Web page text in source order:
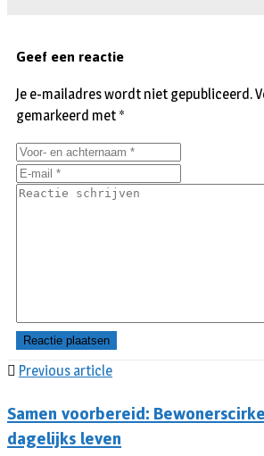
Previous article
Samen voorbereid:
dagelijks leven
Geef een reactie
Je e-mailadres wordt niet gepubliceerd.
gemarkeerd met *